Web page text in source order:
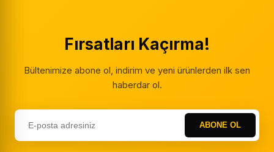
Fırsatları Kaçırma!
Bültenimize abone ol, indirim ve yeni ürünlerden ilk sen
haberdar ol.
ABONE OL